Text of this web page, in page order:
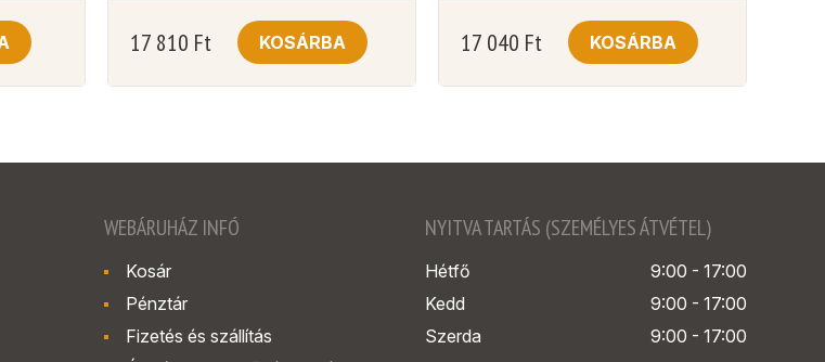
17 810 Ft KOSÁRBA 17 040 Ft KOSÁRBA
WEBÁRUHÁZ INFÓ
Kosár
Pénztár
Fizetés és szállítás
NYITVA TARTÁS (SZEMÉLYES ÁTVÉTEL)
Hétfő
9:00 - 17:00
Kedd
9:00 - 17:00
Szerda
9:00 - 17:00